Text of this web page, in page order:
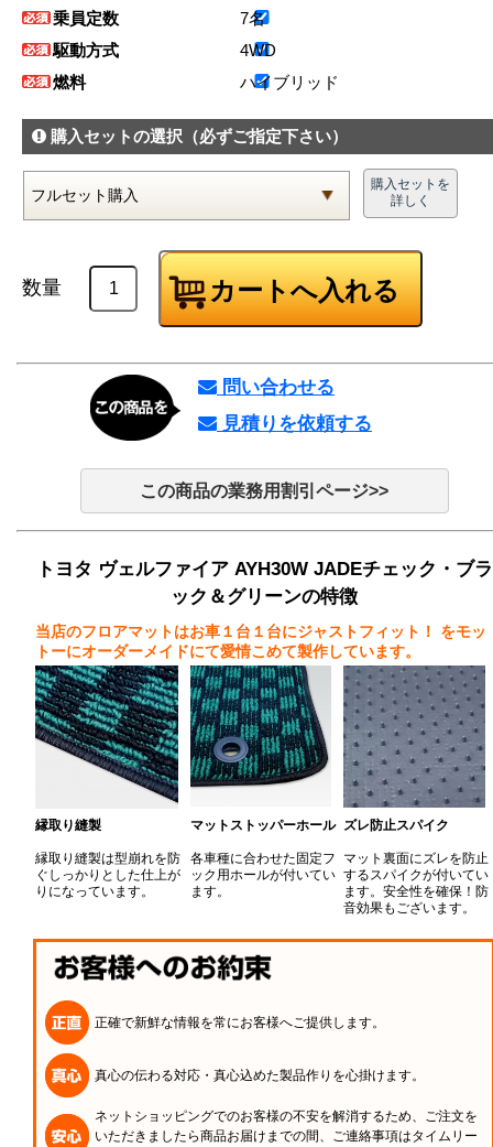
乗員定数
7名
駆動方式
4WD
燃料
ハイブリッド
購入セットの選択 （必ずご指定下さい）
購入セットを
詳しく
数量
問い合わせる
見積りを依頼する
この商品の業務用割引ページ>>
トヨタ ヴェルファイア AYH30W JADEチェック・ブラ
ック＆グリーンの特徴
当店のフロアマットはお車１台１台にジャストフィット！
をモッ
トーにオーダーメイドにて愛情こめて製作しています。
縁取り縫製
縁取り縫製は型崩れを防
ぐしっかりとした仕上が
りになっています。
マットストッパーホール
各車種に合わせた固定フ
ック用ホールが付いてい
ます。
ズレ防止スパイク
マット裏面にズレを防止
するスパイクが付いてい
ます。安全性を確保！防
音効果もございます。
正確で新鮮な情報を常にお客様へご提供します。
真心の伝わる対応・真心込めた製品作りを心掛けます。
ネットショッピングでのお客様の不安を解消するため、ご注文を
いただきましたら商品お届けまでの間、ご連絡事項はタイムリー